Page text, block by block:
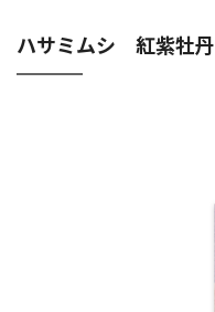
ハサミムシ 紅紫牡丹